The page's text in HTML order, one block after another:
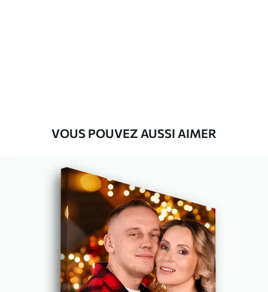
VOUS POUVEZ AUSSI AIMER